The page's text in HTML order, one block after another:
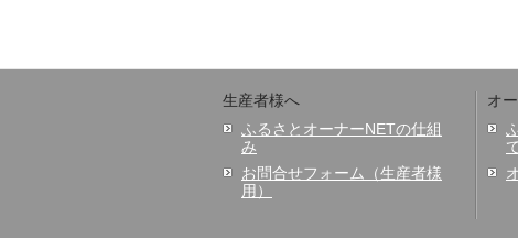
生産者様へ
ふるさとオーナーNETの仕組
み
お問合せフォーム（生産者様
用）
オ
て